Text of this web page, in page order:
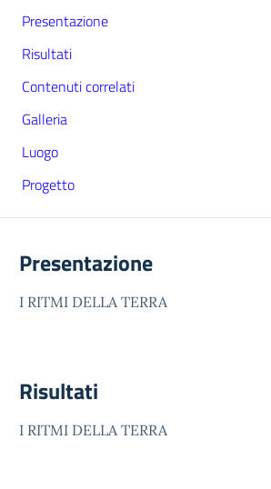
Presentazione
Risultati
Contenuti correlati
Galleria
Luogo
Progetto
Presentazione
I RITMI DELLA TERRA
Risultati
I RITMI DELLA TERRA